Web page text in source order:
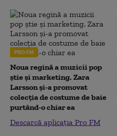
PRO FM
Noua regină a muzicii pop
știe și marketing. Zara
Larsson și-a promovat
colecția de costume de baie
purtând-o chiar ea
Descarcă aplicația Pro FM